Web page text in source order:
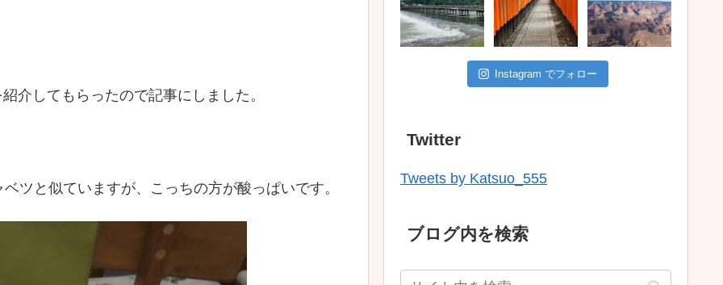
介してもらったので記事にしました。
ツと似ていますが、こっちの方が酸っぱいです。
Instagram でフォロー
Twitter
Tweets by Katsuo_555
ブログ内を検索